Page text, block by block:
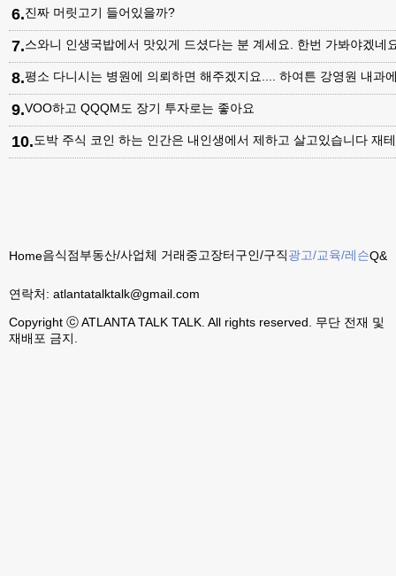
6.진짜 머릿고기 들어있을까?
7.스와니 인생국밥에서 맛있게 드셨다는 분 계세요. 한번 가봐야겠네
8.평소 다니시는 병원에 의뢰하면 해주겠지요.... 하여튼 강영원 내과
9.VOO하고 QQQM도 장기 투자로는 좋아요
10.도박 주식 코인 하는 인간은 내인생에서 제하고 살고있습니다 재
Home음식점부동산/사업체 거래중고장터구인/구직광고/교육/레슨Q&A
연락처: atlantatalktalk@gmail.com
Copyright ⓒ ATLANTA TALK TALK. All rights reserved. 무단 전재 및
재배포 금지.